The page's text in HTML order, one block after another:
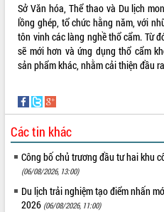
Đẩy mạnh cải cách hành chính, quyết
tâm đạt được mục tiêu tăng trưởng
hai con số trong năm 2026
Tổ chức trang trọng Lễ hội Đền thờ
Lương Văn Chánh năm 2026
Huy giữ chức Bí thư Đảng ủy Ủy Ban
Bệnh án điện tử thúc đẩy chuyển đổi
số y tế tại Đắk Lắk
Chuyển đổi số thư viện: Mở rộng
không gian tri thức trong thời đại số
Đánh giá, rút kinh nghiệm công tác tổ
Sở Văn hóa, Thể thao và Du lịch
lồng ghép, tổ chức hằng năm, với
tôn vinh các làng nghề thổ cẩm. Từ
sẽ mới hơn và ứng dụng thổ cẩm
sản phẩm khác, nhằm cải thiện đầu
Các tin khác
Công bố chủ trương đầu tư hai khu
(06/08/2026, 13:00)
Du lịch trải nghiệm tạo điểm nhấn
2026 (06/08/2026, 11:00)